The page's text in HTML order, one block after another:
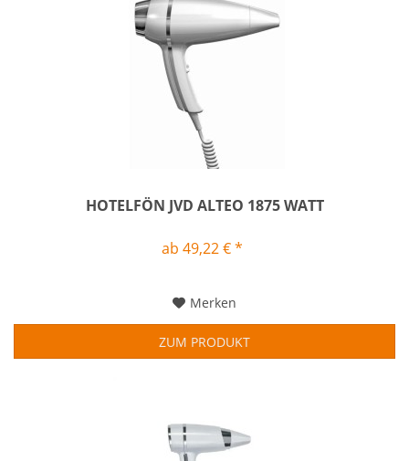
HOTELFÖN JVD ALTEO 1875 WATT
ab 49,22 € *
Merken
ZUM PRODUKT